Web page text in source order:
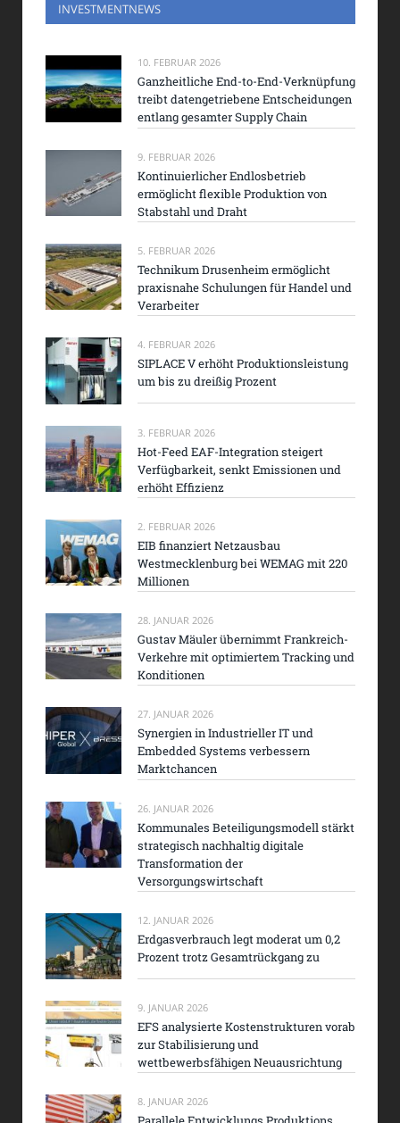
INVESTMENTNEWS
10. FEBRUAR 2026
Ganzheitliche End-to-End-Verknüpfung
treibt datengetriebene Entscheidungen
entlang gesamter Supply Chain
9. FEBRUAR 2026
Kontinuierlicher Endlosbetrieb
ermöglicht flexible Produktion von
Stabstahl und Draht
5. FEBRUAR 2026
Technikum Drusenheim ermöglicht
praxisnahe Schulungen für Handel und
Verarbeiter
4. FEBRUAR 2026
SIPLACE V erhöht Produktionsleistung
um bis zu dreißig Prozent
3. FEBRUAR 2026
Hot-Feed EAF-Integration steigert
Verfügbarkeit, senkt Emissionen und
erhöht Effizienz
2. FEBRUAR 2026
EIB finanziert Netzausbau
Westmecklenburg bei WEMAG mit 220
Millionen
28. JANUAR 2026
Gustav Mäuler übernimmt Frankreich-
Verkehre mit optimiertem Tracking und
Konditionen
27. JANUAR 2026
Synergien in Industrieller IT und
Embedded Systems verbessern
Marktchancen
26. JANUAR 2026
Kommunales Beteiligungsmodell stärkt
strategisch nachhaltig digitale
Transformation der
Versorgungswirtschaft
12. JANUAR 2026
Erdgasverbrauch legt moderat um 0,2
Prozent trotz Gesamtrückgang zu
9. JANUAR 2026
EFS analysierte Kostenstrukturen vorab
zur Stabilisierung und
wettbewerbsfähigen Neuausrichtung
8. JANUAR 2026